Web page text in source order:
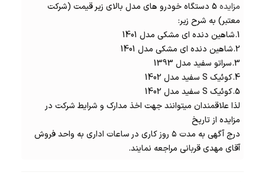
مزایده
5 دستگاه خودرو های مدل بالای زیر قیمت (شرکت
معتبر) به شرح زیر:
1.شاهین دنده ای مشکی مدل 1401
2.شاهین دنده ای مشکی مدل 1401
3.سراتو سفید مدل 1393
4.کوئیک S سفید مدل 1402
5.کوئیک S سفید مدل 1402
لذا علاقمندان میتوانند جهت اخذ مدارک و شرایط شرکت در
مزایده از تاریخ
درج آگهی به مدت ۵ روز کاری در ساعات اداری به واحد فروش
آقای مهدی قربانی مراجعه نمایند.